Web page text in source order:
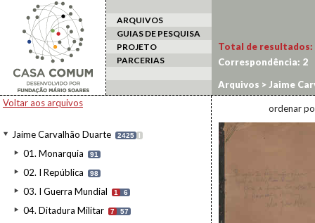
ARQUIVOS
GUIAS DE PESQUISA
PROJETO
PARCERIAS
Voltar aos arquivos
Jaime Carvalhão Duarte 2425 I
01. Monarquia 91
02. I República 98
03. I Guerra Mundial 1 6
04. Ditadura Militar 7 57
Total de resultados:
Correspondência: 2
Arquivos > Jaime
ordenar